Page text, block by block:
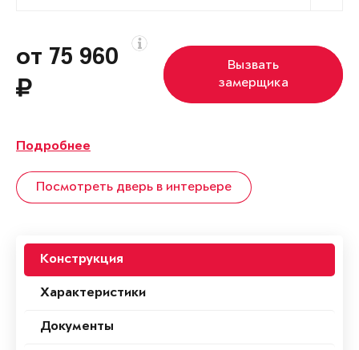
от 75 960
Вызвать
замерщика
Подробнее
Посмотреть дверь в интерьере
Конструкция
Характеристики
Документы